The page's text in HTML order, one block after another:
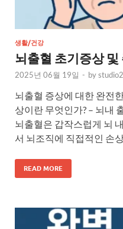
생활/건강
뇌출혈 초기증상 및
2025년 06월 19일 - by
뇌출혈 증상에 대한 완전
상이란 무엇인가? – 뇌내
뇌출혈은 갑작스럽게 뇌
서 뇌조직에 직접적인 손
READ MORE